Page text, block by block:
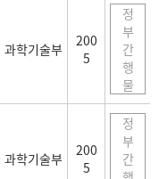
과학기술부
200
5
정
부
간
행
물
과학기술부
200
5
정
부
간